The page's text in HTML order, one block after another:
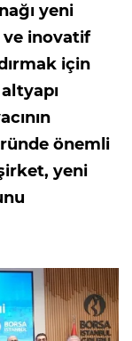
yeni
ve inovatif
için
önemli
yeni